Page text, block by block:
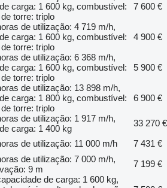
carga: 1 600 kg, combustível:
torre: triplo
7 600 €
de utilização: 4 719 m/h,
carga: 1 600 kg, combustível:
torre: triplo
4 900 €
de utilização: 6 368 m/h,
carga: 1 600 kg, combustível:
torre: triplo
5 900 €
de utilização: 13 898 m/h,
carga: 1 800 kg, combustível:
torre: triplo
6 900 €
de utilização: 1 917 m/h,
carga: 1 400 kg
33 270 €
de utilização: 11 000 m/h
7 431 €
de utilização: 7 000 m/h,
9 m
7 199 €
de carga: 1 600 kg,